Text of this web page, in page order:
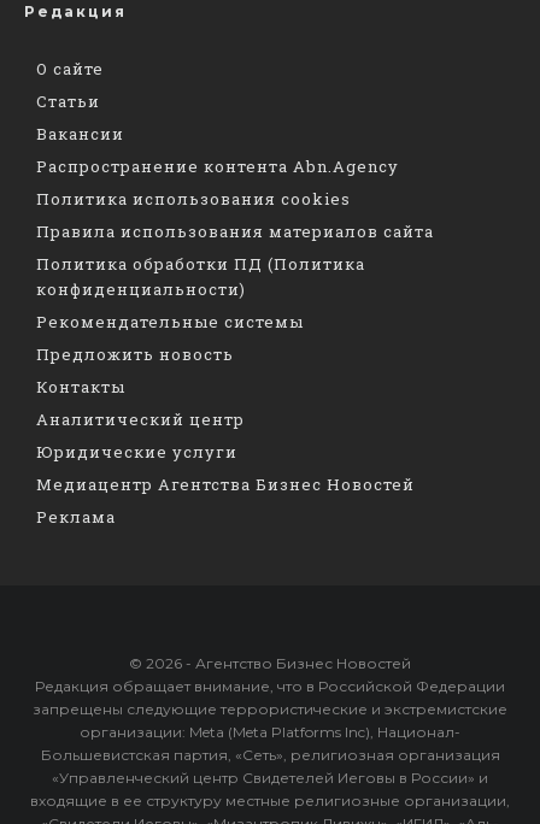
Редакция
О сайте
Статьи
Вакансии
Распространение контента Abn.Agency
Политика использования cookies
Правила использования материалов сайта
Политика обработки ПД (Политика
конфиденциальности)
Рекомендательные системы
Предложить новость
Контакты
Аналитический центр
Юридические услуги
Медиацентр Агентства Бизнес Новостей
Реклама
© 2026 - Агентство Бизнес Новостей
Редакция обращает внимание, что в Российской Федерации
запрещены следующие террористические и экстремистские
организации: Meta (Meta Platforms Inc), Национал-
Большевистская партия, «Сеть», религиозная организация
«Управленческий центр Свидетелей Иеговы в России» и
входящие в ее структуру местные религиозные организации,